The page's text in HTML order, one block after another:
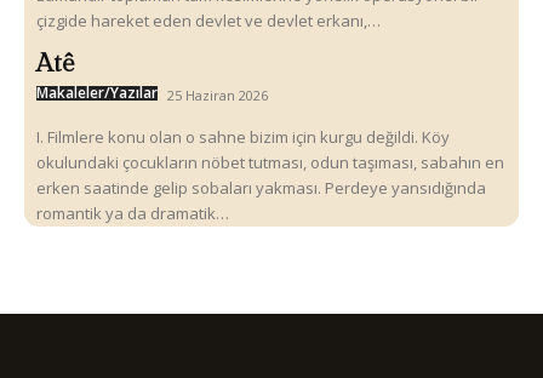
çizgide hareket eden devlet ve devlet erkanı,…
Atê
Makaleler/Yazılar 25 Haziran 2026
I. Filmlere konu olan o sahne bizim için kurgu değildi. Köy
okulundaki çocukların nöbet tutması, odun taşıması, sabahın en
erken saatinde gelip sobaları yakması. Perdeye yansıdığında
romantik ya da dramatik…